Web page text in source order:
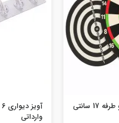
تخته دارت سوزنی دو طرفه 17 سانتی
وارداتی